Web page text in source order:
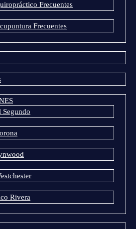
Frecuentes
Frecuentes
Segundo
Rivera